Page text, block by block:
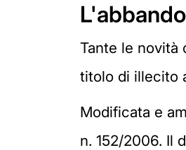
Tante le novità
titolo di illecito
Modificata e
n. 152/2006. Il